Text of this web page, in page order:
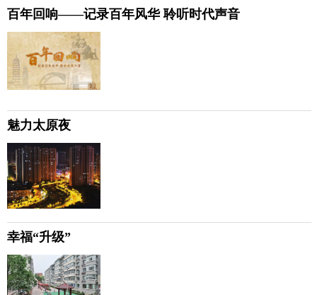
百年回响——记录百年风华 聆听时代声音
魅力太原夜
幸福“升级”